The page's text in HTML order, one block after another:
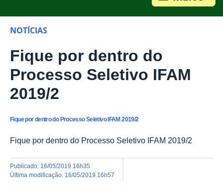
NOTÍCIAS
Fique por dentro do
Processo Seletivo IFAM
2019/2
Fique por dentro do Processo Seletivo IFAM 2019/2
Fique por dentro do Processo Seletivo IFAM 2019/2
publicado: 16/05/2019 16h35
última modificação: 16/05/2019 16h57